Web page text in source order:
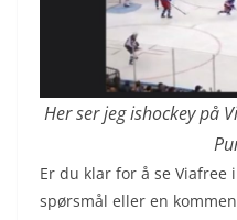
Her ser jeg ishockey på
Er du klar for å se
spørsmål eller en